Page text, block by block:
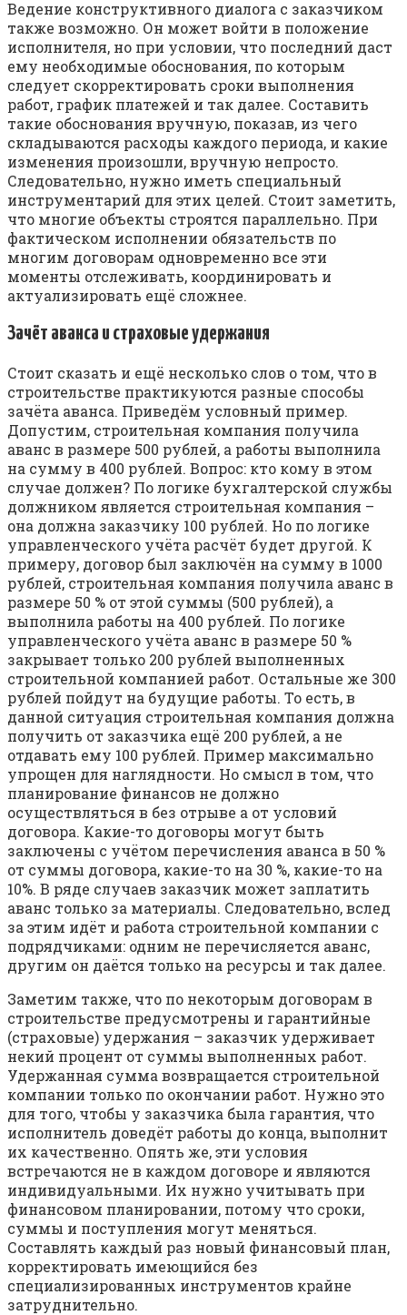
Ведение конструктивного диалога с заказчиком
также возможно. Он может войти в положение
исполнителя, но при условии, что последний даст
ему необходимые обоснования, по которым
следует скорректировать сроки выполнения
работ, график платежей и так далее. Составить
такие обоснования вручную, показав, из чего
складываются расходы каждого периода, и какие
изменения произошли, вручную непросто.
Следовательно, нужно иметь специальный
инструментарий для этих целей. Стоит заметить,
что многие объекты строятся параллельно. При
фактическом исполнении обязательств по
многим договорам одновременно все эти
моменты отслеживать, координировать и
актуализировать ещё сложнее.
Зачёт аванса и страховые удержания
Стоит сказать и ещё несколько слов о том, что в
строительстве практикуются разные способы
зачёта аванса. Приведём условный пример.
Допустим, строительная компания получила
аванс в размере 500 рублей, а работы выполнила
на сумму в 400 рублей. Вопрос: кто кому в этом
случае должен? По логике бухгалтерской службы
должником является строительная компания –
она должна заказчику 100 рублей. Но по логике
управленческого учёта расчёт будет другой. К
примеру, договор был заключён на сумму в 1000
рублей, строительная компания получила аванс в
размере 50 % от этой суммы (500 рублей), а
выполнила работы на 400 рублей. По логике
управленческого учёта аванс в размере 50 %
закрывает только 200 рублей выполненных
строительной компанией работ. Остальные же 300
рублей пойдут на будущие работы. То есть, в
данной ситуация строительная компания должна
получить от заказчика ещё 200 рублей, а не
отдавать ему 100 рублей. Пример максимально
упрощен для наглядности. Но смысл в том, что
планирование финансов не должно
осуществляться в без отрыве а от условий
договора. Какие-то договоры могут быть
заключены с учётом перечисления аванса в 50 %
от суммы договора, какие-то на 30 %, какие-то на
10%. В ряде случаев заказчик может заплатить
аванс только за материалы. Следовательно, вслед
за этим идёт и работа строительной компании с
подрядчиками: одним не перечисляется аванс,
другим он даётся только на ресурсы и так далее.
Заметим также, что по некоторым договорам в
строительстве предусмотрены и гарантийные
(страховые) удержания – заказчик удерживает
некий процент от суммы выполненных работ.
Удержанная сумма возвращается строительной
компании только по окончании работ. Нужно это
для того, чтобы у заказчика была гарантия, что
исполнитель доведёт работы до конца, выполнит
их качественно. Опять же, эти условия
встречаются не в каждом договоре и являются
индивидуальными. Их нужно учитывать при
финансовом планировании, потому что сроки,
суммы и поступления могут меняться.
Составлять каждый раз новый финансовый план,
корректировать имеющийся без
специализированных инструментов крайне
затруднительно.